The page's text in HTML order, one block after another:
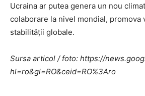
Ucraina ar putea genera un nou
colaborare la nivel mondial, promova
stabilității globale.
Sursa articol / foto: https://
hl=ro&gl=RO&ceid=RO%3Aro